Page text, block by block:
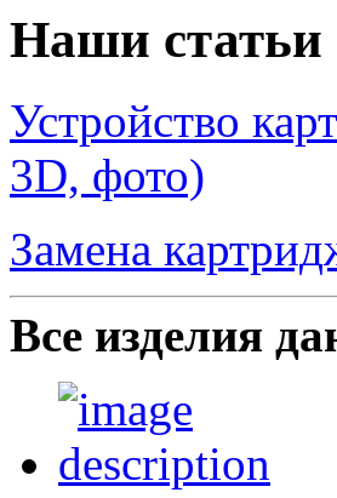
Наши статьи
Устройство
3D, фото)
Замена
Все изделия